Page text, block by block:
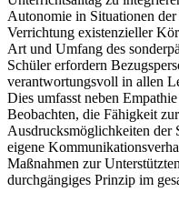
Autonomie in Situationen
Verrichtung existenzieller
Art und Umfang des
Schüler erfordern
verantwortungsvoll in allen
Dies umfasst neben
Beobachten, die Fähigkeit
Ausdrucksmöglichkeiten der
eigene
Maßnahmen zur
durchgängiges Prinzip im